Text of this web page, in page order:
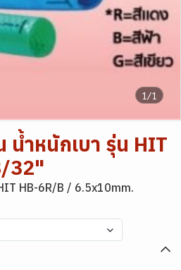
1/1
น้ำหนักเบา รุ่น HIT
32"
HB-6R/B / 6.5x10mm.